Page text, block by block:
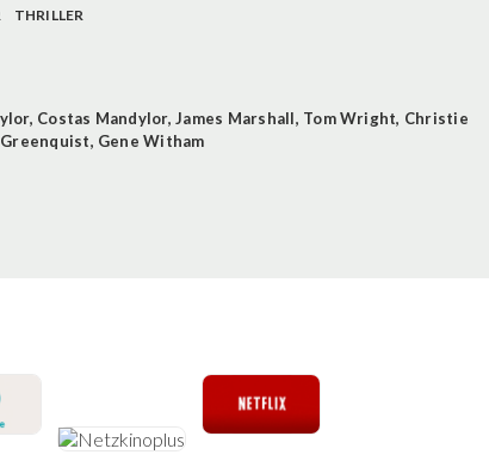
THRILLER
, Costas Mandylor,James Marshall, Tom Wright, Christie
, Gene Witham